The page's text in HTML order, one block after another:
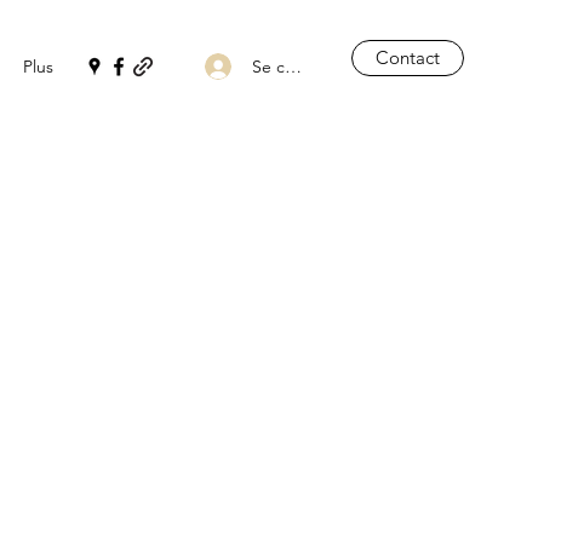
Plus Se connecter Contact